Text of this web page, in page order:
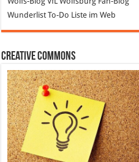
Wunderlist To-Do Liste im Web
Creative Commons